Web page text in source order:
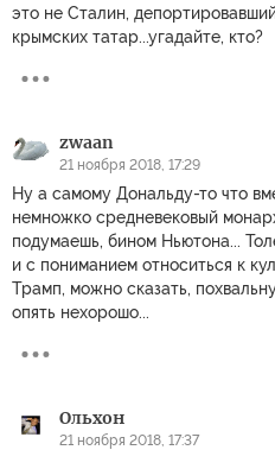
это не Сталин,
крымских татар...угадайте, кто?
zwaan
21 ноября 2018, 17:29
Ну а самому Дональду-то что
немножко средневековый
подумаешь, бином Ньютона...
и с пониманием относиться к
Трамп, можно сказать,
опять нехорошо...
Ольхон
21 ноября 2018, 17:37